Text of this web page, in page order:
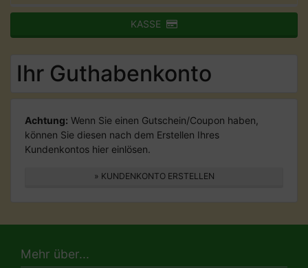
KASSE
Ihr Guthabenkonto
Achtung: Wenn Sie einen Gutschein/Coupon haben,
können Sie diesen nach dem Erstellen Ihres
Kundenkontos hier einlösen.
» KUNDENKONTO ERSTELLEN
Mehr über...